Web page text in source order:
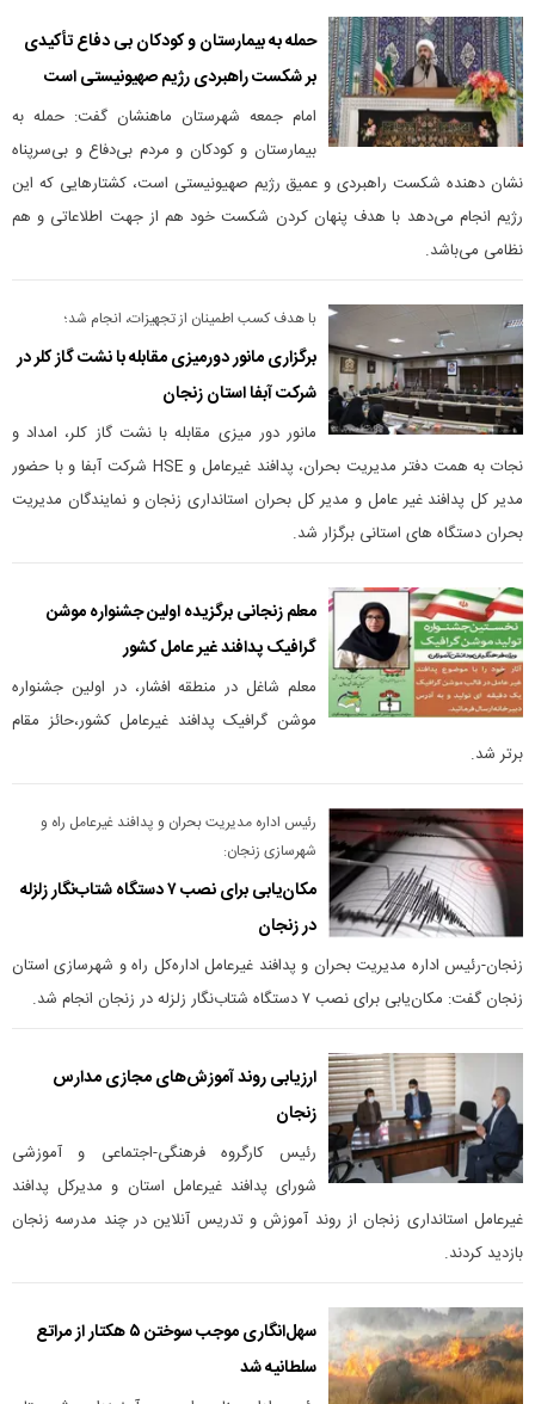
حمله به بیمارستان و کودکان بی دفاع تأکیدی
بر شکست راهبردی رژیم صهیونیستی است
امام جمعه شهرستان ماهنشان گفت: حمله به
بیمارستان و کودکان و مردم بی‌دفاع و بی‌سرپناه
نشان دهنده شکست راهبردی و عمیق رژیم صهیونیستی است، کشتارهایی که این
رژیم انجام می‌دهد با هدف پنهان کردن شکست خود هم از جهت اطلاعاتی و هم
نظامی می‌باشد.
با هدف کسب اطمینان از تجهیزات، انجام شد؛
برگزاری مانور دورمیزی مقابله با نشت گاز کلر در
شرکت آبفا استان زنجان
مانور دور میزی مقابله با نشت گاز کلر، امداد و
نجات به همت دفتر مدیریت بحران، پدافند غیرعامل و HSE شرکت آبفا و با حضور
مدیر کل پدافند غیر عامل و مدیر کل بحران استانداری زنجان و نمایندگان مدیریت
بحران دستگاه های استانی برگزار شد.
معلم زنجانی برگزیده اولین جشنواره موشن
گرافیک پدافند غیر عامل کشور
معلم شاغل در منطقه افشار، در اولین جشنواره
موشن گرافیک پدافند غیرعامل کشور،حائز مقام‌
برتر شد.
رئیس اداره مدیریت بحران و پدافند غیرعامل راه و
شهرسازی زنجان:
مکان‌یابی برای نصب ۷ دستگاه شتاب‌نگار زلزله
در زنجان
زنجان-رئیس اداره مدیریت بحران و پدافند غیرعامل اداره‌کل راه و شهرسازی استان
زنجان گفت: مکان‌یابی برای نصب ۷ دستگاه شتاب‌نگار زلزله در زنجان انجام شد.
ارزیابی روند آموزش‌های مجازی مدارس
زنجان
رئیس کارگروه فرهنگی-اجتماعی و آموزشی
شورای پدافند غیرعامل استان و مدیرکل پدافند
غیرعامل استانداری زنجان از روند آموزش و تدریس آنلاین در چند مدرسه زنجان
بازدید کردند.
سهل‌انگاری موجب سوختن ۵ هکتار از مراتع
سلطانیه شد